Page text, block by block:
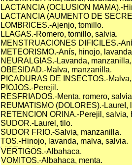
LACTANCIA (OCLUSION MAMA).-
LACTANCIA (AUMENTO DE
LOMBRICES.-Ajenjo, tomillo.
LLAGAS.-Romero, tomillo, salvia.
MENSTRUACIONES DIFICILES.-
METEORISMO.-Anís, hinojo,
NEURALGIAS.-Lavanda,
OBESIDAD.-Malva, manzanilla.
PICADURAS DE INSECTOS.-
PIOJOS.-Perejil.
RESFRIADOS.-Menta, romero,
REUMATISMO (DOLORES).-LaureI,
RETENCION ORINA.-Perejil, salvia,
SUDOR.-Laurel, tilo.
SUDOR FRIO.-SaIvia, manzanilla.
TOS.-Hinojo, lavanda, malva, salvia.
VISTA.-Hinojo.
VERTIGOS.-Albahaca.
VOMITOS.-Albahaca, menta.